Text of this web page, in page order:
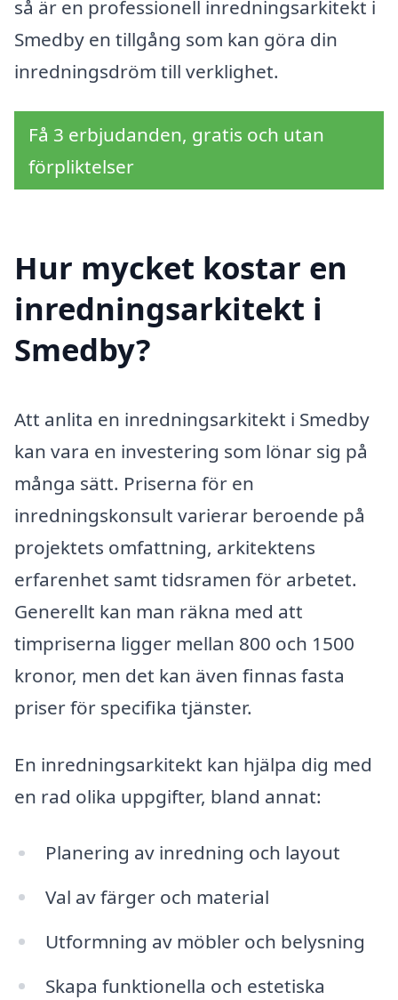
så är en professionell inredningsarkitekt i
Smedby en tillgång som kan göra din
inredningsdröm till verklighet.
Få 3 erbjudanden, gratis och utan
förpliktelser
Hur mycket kostar en
inredningsarkitekt i
Smedby?
Att anlita en inredningsarkitekt i Smedby
kan vara en investering som lönar sig på
många sätt. Priserna för en
inredningskonsult varierar beroende på
projektets omfattning, arkitektens
erfarenhet samt tidsramen för arbetet.
Generellt kan man räkna med att
timpriserna ligger mellan 800 och 1500
kronor, men det kan även finnas fasta
priser för specifika tjänster.
En inredningsarkitekt kan hjälpa dig med
en rad olika uppgifter, bland annat:
Planering av inredning och layout
Val av färger och material
Utformning av möbler och belysning
Skapa funktionella och estetiska